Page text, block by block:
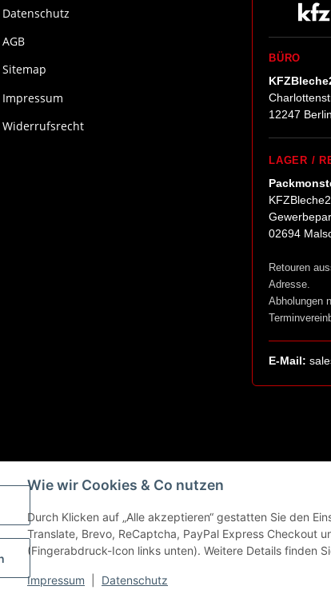
Wie wir Cookies & Co nutzen
Durch Klicken auf „Alle akzeptieren“ gestatten Sie den
Translate, Brevo, ReCaptcha, PayPal Express Checkout
(Fingerabdruck-Icon links unten). Weitere Details finden
Impressum Datenschutz
Datenschutz
AGB
Sitemap
Impressum
Widerrufsrecht
BÜRO
12247 Berlin
LAGER /
02694
Retouren
Adresse.
Abholungen
E-Mail: